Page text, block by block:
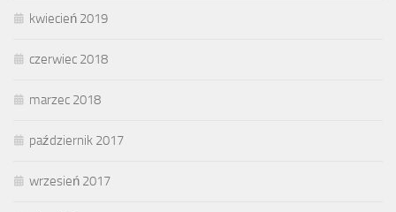
kwiecień 2019
czerwiec 2018
marzec 2018
październik 2017
wrzesień 2017